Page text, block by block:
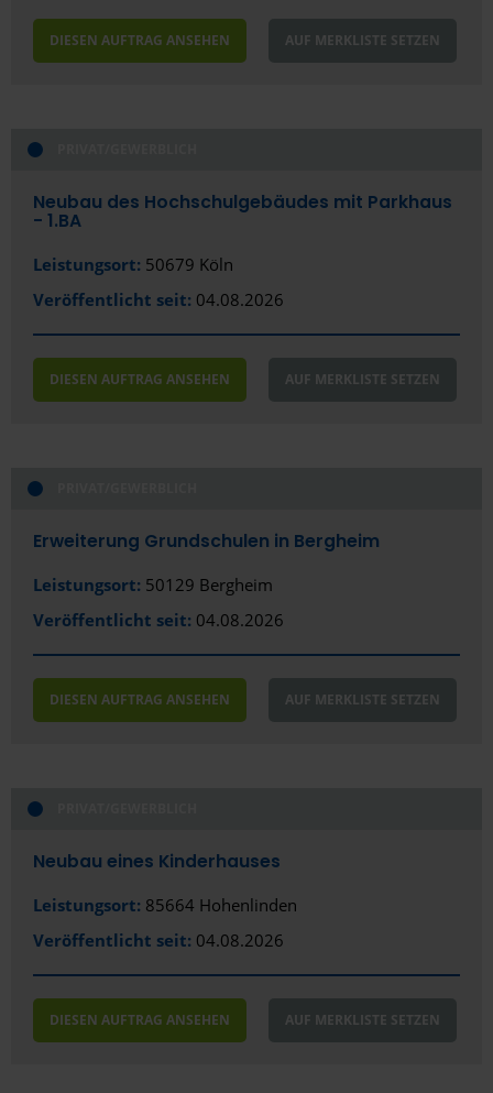
Hanau
Hannover
Heiligenhaus
Herford
Herne
Hildesheim
Itzehoe
Jena
Karlsruhe
Kassel
Kiel
Koblenz
Köln
Königs Wusterhausen
Konstanz
DIESEN AUFTRAG ANSEHEN AUF MERKLISTE SETZEN
Neubau des Hochschulgebäudes mit Parkhaus
- 1.BA
Leistungsort: 50679 Köln
Veröffentlicht seit: 04.08.2026
DIESEN AUFTRAG ANSEHEN AUF MERKLISTE SETZEN
Erweiterung Grundschulen in Bergheim
Leistungsort: 50129 Bergheim
Veröffentlicht seit: 04.08.2026
DIESEN AUFTRAG ANSEHEN AUF MERKLISTE SETZEN
Neubau eines Kinderhauses
Leistungsort: 85664 Hohenlinden
Veröffentlicht seit: 04.08.2026
DIESEN AUFTRAG ANSEHEN AUF MERKLISTE SETZEN